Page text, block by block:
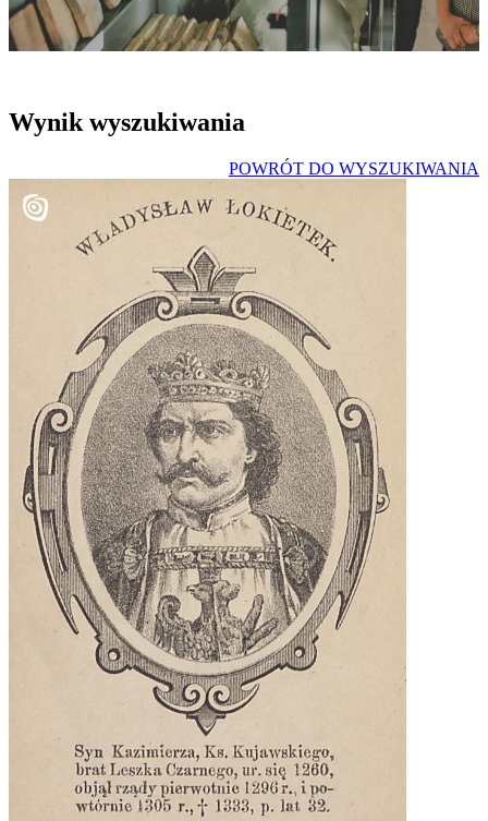
Wynik wyszukiwania
POWRÓT DO WYSZUKIWANIA